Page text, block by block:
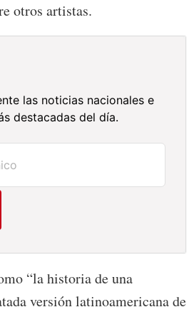
otros artistas.
las noticias nacionales e
destacadas del día.
“la historia de una
versión latinoamericana de